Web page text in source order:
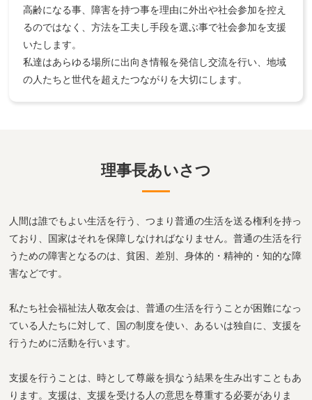
高齢になる事、障害を持つ事を理由に外出や社会参加を控え
るのではなく、方法を工夫し手段を選ぶ事で社会参加を支援
いたします。
私達はあらゆる場所に出向き情報を発信し交流を行い、地域
の人たちと世代を超えたつながりを大切にします。
理事長あいさつ
人間は誰でもよい生活を行う、つまり普通の生活を送る権利を持っ
ており、国家はそれを保障しなければなりません。普通の生活を行
うための障害となるのは、貧困、差別、身体的・精神的・知的な障
害などです。
私たち社会福祉法人敬友会は、普通の生活を行うことが困難になっ
ている人たちに対して、国の制度を使い、あるいは独自に、支援を
行うために活動を行います。
支援を行うことは、時として尊厳を損なう結果を生み出すこともあ
ります。支援は、支援を受ける人の意思を尊重する必要がありま